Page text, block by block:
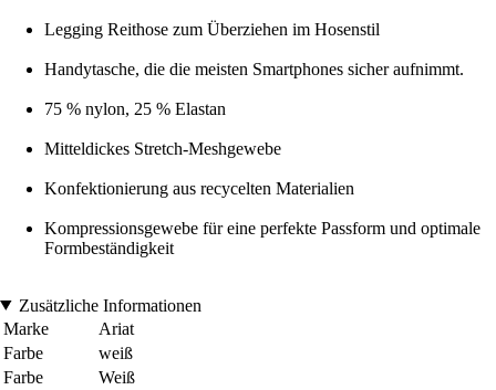
Legging Reithose zum Überziehen im Hosenstil
Handytasche, die die meisten Smartphones sicher aufnimmt.
75 % nylon, 25 % Elastan
Mitteldickes Stretch-Meshgewebe
Konfektionierung aus recycelten Materialien
Kompressionsgewebe für eine perfekte Passform und optimale
Formbeständigkeit
Zusätzliche Informationen
Marke
Ariat
Farbe
weiß
Farbe
Weiß